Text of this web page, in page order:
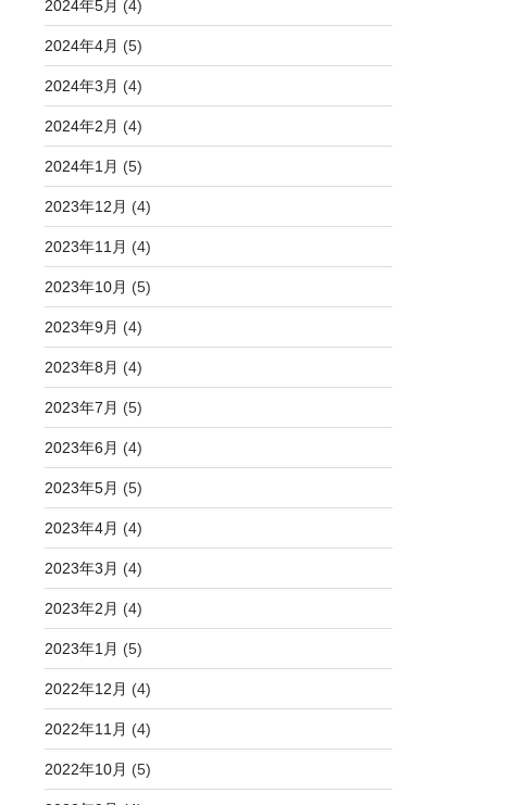
2024年5月 (4)
2024年4月 (5)
2024年3月 (4)
2024年2月 (4)
2024年1月 (5)
2023年12月 (4)
2023年11月 (4)
2023年10月 (5)
2023年9月 (4)
2023年8月 (4)
2023年7月 (5)
2023年6月 (4)
2023年5月 (5)
2023年4月 (4)
2023年3月 (4)
2023年2月 (4)
2023年1月 (5)
2022年12月 (4)
2022年11月 (4)
2022年10月 (5)